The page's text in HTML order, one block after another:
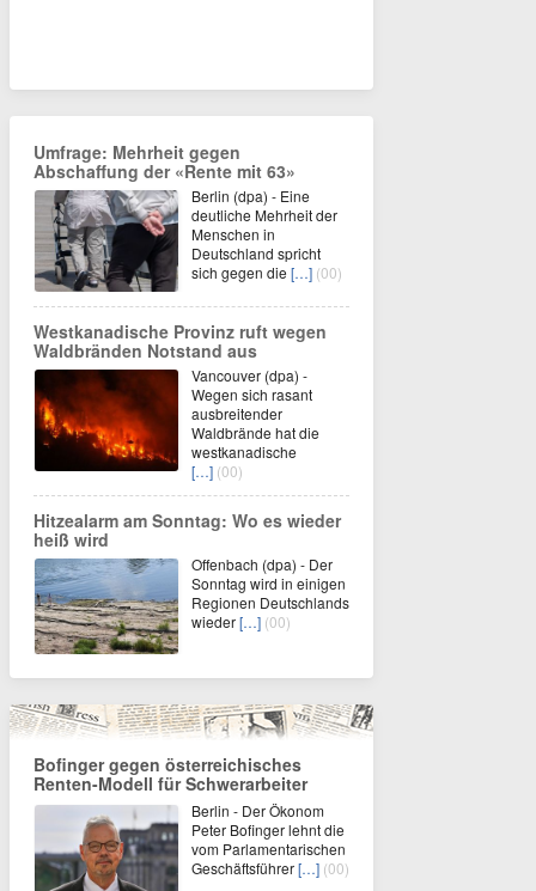
Umfrage: Mehrheit gegen
Abschaffung der «Rente mit 63»
Berlin (dpa) - Eine
deutliche Mehrheit der
Menschen in
Deutschland spricht
sich gegen die […] (00)
Westkanadische Provinz ruft wegen
Waldbränden Notstand aus
Vancouver (dpa) -
Wegen sich rasant
ausbreitender
Waldbrände hat die
westkanadische
[…] (00)
Hitzealarm am Sonntag: Wo es wieder
heiß wird
Offenbach (dpa) - Der
Sonntag wird in einigen
Regionen Deutschlands
wieder[…] (00)
Bofinger gegen österreichisches
Renten-Modell für Schwerarbeiter
Berlin - Der Ökonom
Peter Bofinger lehnt die
vom Parlamentarischen
Geschäftsführer[…] (00)